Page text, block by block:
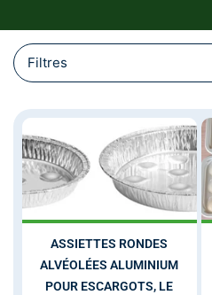
Filtres
ASSIETTES RONDES
ALVÉOLÉES ALUMINIUM
POUR ESCARGOTS, LE